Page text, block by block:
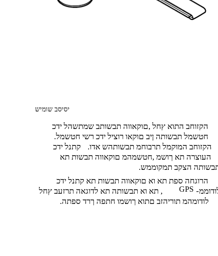
יסיסב שומיש
הקזוחב התוא ץחל ,םוקאווה תבשותב שמתשהל ידכ
.חטשמל תבשותה ןיב םוקאו רוציל ידכ רשי חטשמל
קתנל ידכ
.הקזוחב המוקמל תרבוחמ תבשותהש אדו
העוצרה תא ךושמ ,חטשמהמ םוקאווה תבשות תא
הצקב תמקוממש
הרוגחה ספת תא וא םוקאווה תבשות תא קתנל ידכ
תא וא תבשותה תא לדוגאה תרזעב ץחל ,
GPS
.לודומהמ תוריהזב םתוא ךושמו חתפה ךרד ספתה